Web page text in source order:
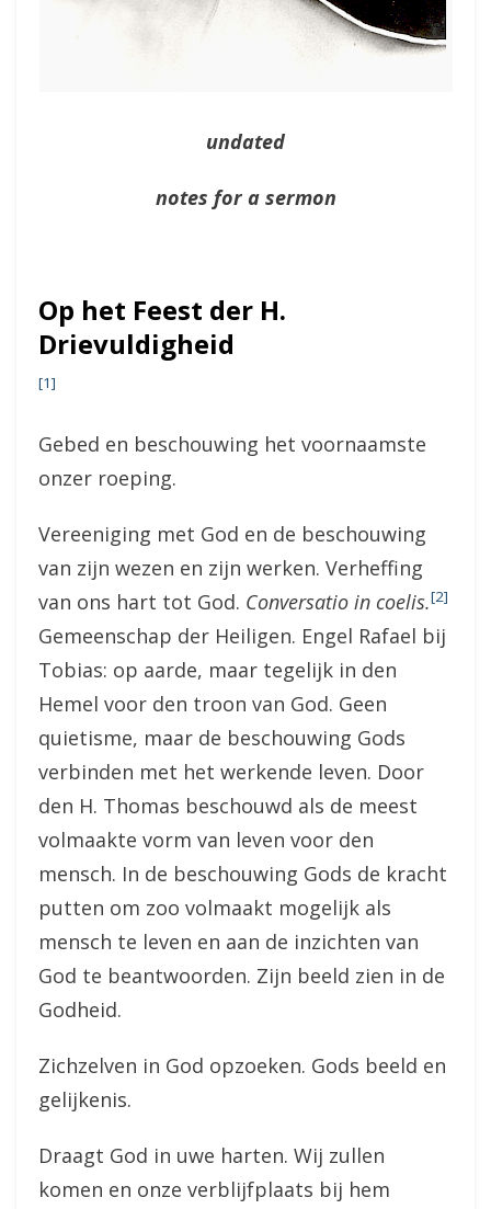
undated
notes for a sermon
Op het Feest der H.
Drievuldigheid
[1]
Gebed en beschouwing het voornaamste
onzer roeping.
Vereeniging met God en de beschouwing
van zijn wezen en zijn werken. Verheffing
van ons hart tot God. Conversatio in coelis.[2]
Gemeenschap der Heiligen. Engel Rafael bij
Tobias: op aarde, maar tegelijk in den
Hemel voor den troon van God. Geen
quietisme, maar de beschouwing Gods
verbinden met het werkende leven. Door
den H. Thomas beschouwd als de meest
volmaakte vorm van leven voor den
mensch. In de beschouwing Gods de kracht
putten om zoo volmaakt mogelijk als
mensch te leven en aan de inzichten van
God te beantwoorden. Zijn beeld zien in de
Godheid.
Zichzelven in God opzoeken. Gods beeld en
gelijkenis.
Draagt God in uwe harten. Wij zullen
komen en onze verblijfplaats bij hem